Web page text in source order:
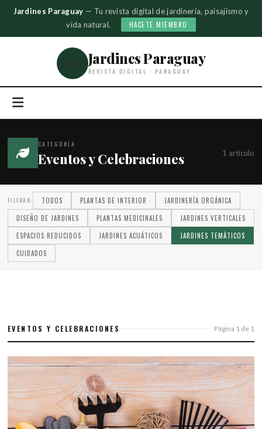
Jardines Paraguay — Tu revista digital de jardinería, paisajismo y
vida natural.
HACETE MIEMBRO
🌿 Jardines Paraguay
REVISTA DIGITAL · PARAGUAY
CATEGORÍA
Eventos y Celebraciones 1 artículo
FILTRAR: TODOS PLANTAS DE INTERIOR
JARDINERÍA ORGÁNICA
DISEÑO DE JARDINES
PLANTAS MEDICINALES
JARDINES VERTICALES
ESPACIOS REDUCIDOS
JARDINES ACUÁTICOS
JARDINES TEMÁTICOS
CUIDADOS
EVENTOS Y CELEBRACIONES Página 1 de 1